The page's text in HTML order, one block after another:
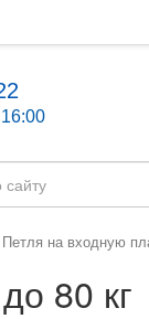
Петля на входную
80 кг